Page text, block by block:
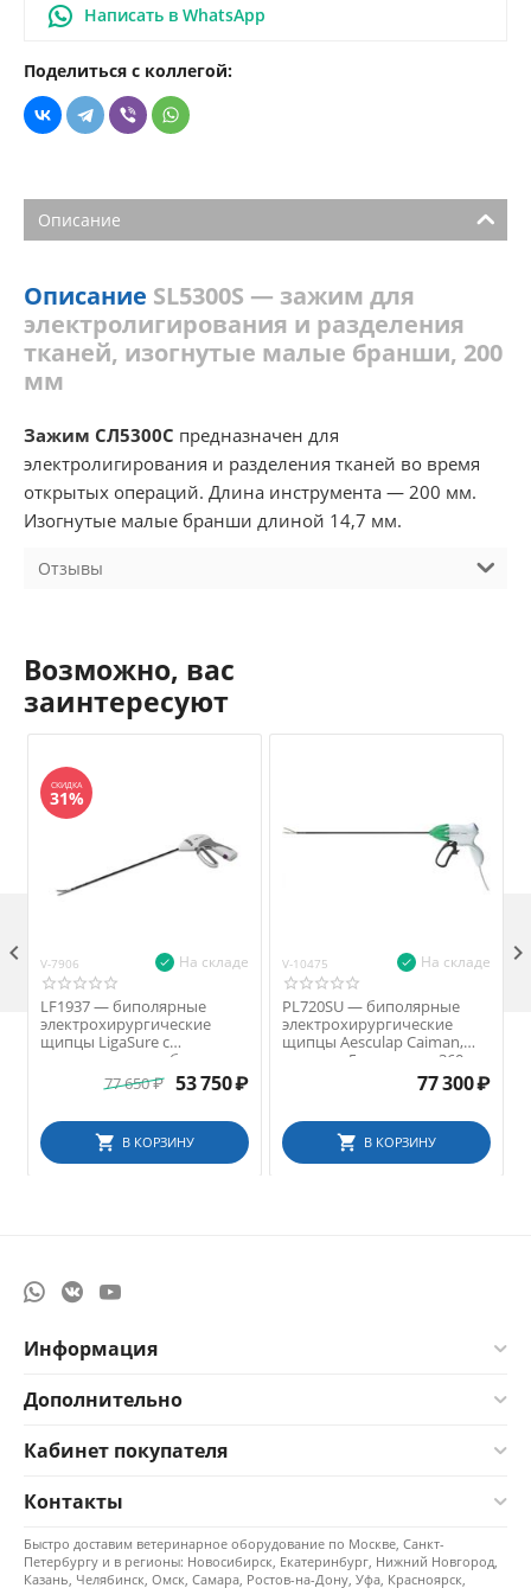
Написать в WhatsApp
Поделиться с коллегой:
Описание
Описание SL5300S — зажим для
электролигирования и разделения
тканей, изогнутые малые бранши, 200
мм
Зажим СЛ5300С предназначен для
электролигирования и разделения тканей во время
открытых операций. Длина инструмента — 200 мм.
Изогнутые малые бранши длиной 14,7 мм.
Отзывы
Возможно, вас
заинтересуют
СКИДКА
31%
V-7906 На складе
LF1937 — биполярные
электрохирургические
щипцы LigaSure с
нанопокрытием, бранши
типа Maryland, 370 мм
77 650₽ 53 750₽
В КОРЗИНУ
V-10475 На складе
PL720SU — биполярные
электрохирургические
щипцы Aesculap Caiman,
диаметр 5 мм, длина 360 мм
77 300₽
В КОРЗИНУ
 
Информация
Дополнительно
Кабинет покупателя
Контакты
Быстро доставим ветеринарное оборудование по Москве, Санкт-
Петербургу и в регионы: Новосибирск, Екатеринбург, Нижний Новгород,
Казань, Челябинск, Омск, Самара, Ростов-на-Дону, Уфа, Красноярск,